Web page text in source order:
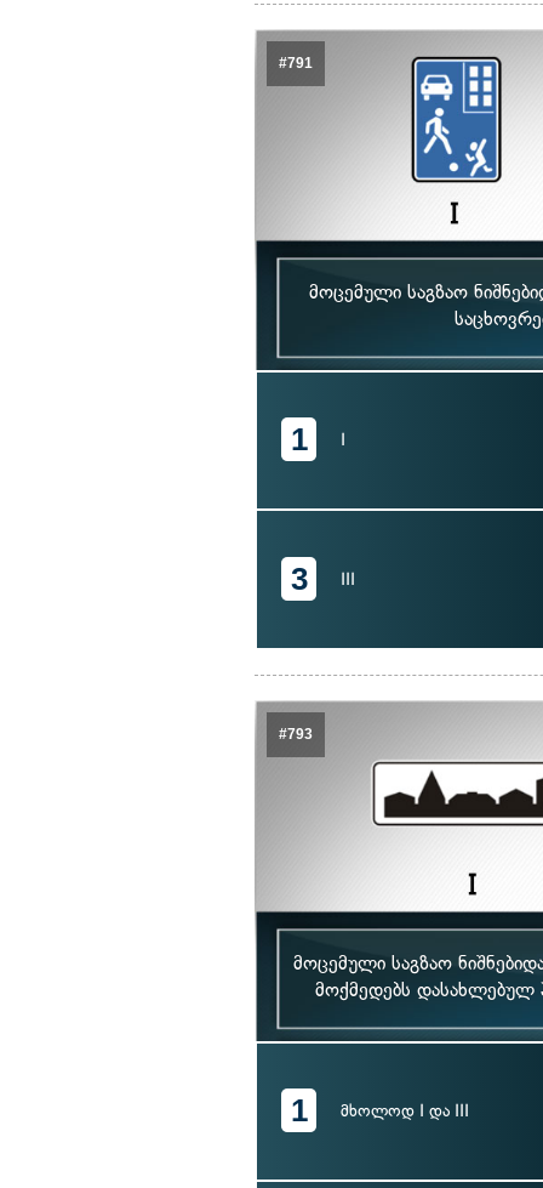
#791
მოცემული საგზაო
1 I
3 III
#793
მოცემული საგზაო
მოქმედებს დასახლებულ
1 მხოლოდ I და III